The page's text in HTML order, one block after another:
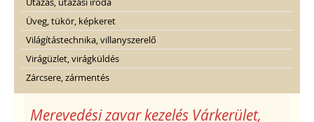
Üveg, tükör, képkeret
Világítástechnika, villanyszerelő
Virágüzlet, virágküldés
Zárcsere, zármentés
Merevedési zavar kezelés Várkerület,